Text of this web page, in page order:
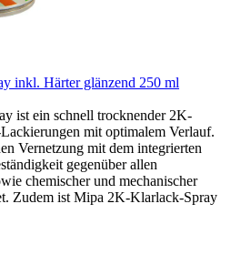
inkl. Härter glänzend 250 ml
ist ein schnell trocknender 2K-
mit optimalem Verlauf.
Vernetzung mit dem integrierten
gegenüber allen
chemischer und mechanischer
Zudem ist Mipa 2K-Klarlack-Spray